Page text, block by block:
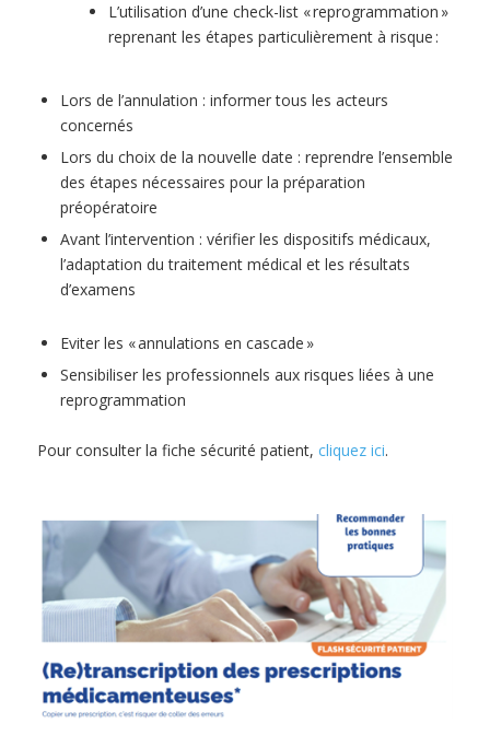
L’utilisation d’une check-list « reprogrammation »
reprenant les étapes particulièrement à risque :
Lors de l’annulation : informer tous les acteurs
concernés
Lors du choix de la nouvelle date : reprendre l’ensemble
des étapes nécessaires pour la préparation
préopératoire
Avant l’intervention : vérifier les dispositifs médicaux,
l’adaptation du traitement médical et les résultats
d’examens
Eviter les « annulations en cascade »
Sensibiliser les professionnels aux risques liées à une
reprogrammation
Pour consulter la fiche sécurité patient, cliquez ici.